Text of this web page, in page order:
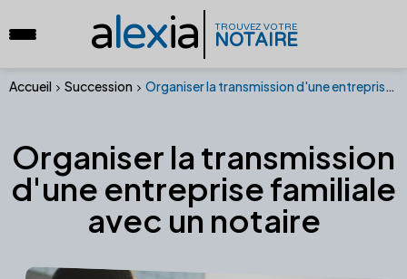
alexia TROUVEZ VOTRE
NOTAIRE
Accueil Succession Organiser la transmission d'une entreprise familiale avec un notaire
Organiser la transmission
d'une entreprise familiale
avec un notaire